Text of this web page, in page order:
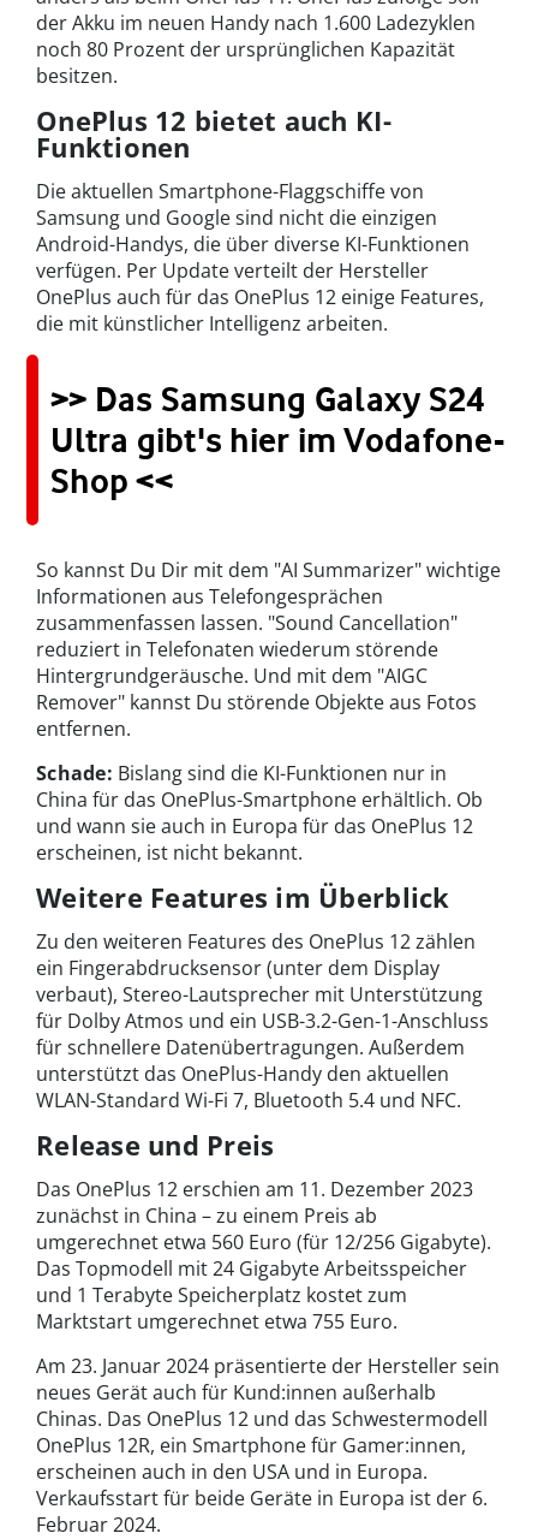
der Akku im neuen Handy nach 1.600 Ladezyklen
noch 80 Prozent der ursprünglichen Kapazität
besitzen.
OnePlus 12 bietet auch KI-
Funktionen
Die aktuellen Smartphone-Flaggschiffe von
Samsung und Google sind nicht die einzigen
Android-Handys, die über diverse KI-Funktionen
verfügen. Per Update verteilt der Hersteller
OnePlus auch für das OnePlus 12 einige Features,
die mit künstlicher Intelligenz arbeiten.
>> Das Samsung Galaxy S24
Ultra gibt's hier im Vodafone-
Shop <<
So kannst Du Dir mit dem "AI Summarizer" wichtige
Informationen aus Telefongesprächen
zusammenfassen lassen. "Sound Cancellation"
reduziert in Telefonaten wiederum störende
Hintergrundgeräusche. Und mit dem "AIGC
Remover" kannst Du störende Objekte aus Fotos
entfernen.
Schade: Bislang sind die KI-Funktionen nur in
China für das OnePlus-Smartphone erhältlich. Ob
und wann sie auch in Europa für das OnePlus 12
erscheinen, ist nicht bekannt.
Weitere Features im Überblick
Zu den weiteren Features des OnePlus 12 zählen
ein Fingerabdrucksensor (unter dem Display
verbaut), Stereo-Lautsprecher mit Unterstützung
für Dolby Atmos und ein USB-3.2-Gen-1-Anschluss
für schnellere Datenübertragungen. Außerdem
unterstützt das OnePlus-Handy den aktuellen
WLAN-Standard Wi-Fi 7, Bluetooth 5.4 und NFC.
Release und Preis
Das OnePlus 12 erschien am 11. Dezember 2023
zunächst in China – zu einem Preis ab
umgerechnet etwa 560 Euro (für 12/256 Gigabyte).
Das Topmodell mit 24 Gigabyte Arbeitsspeicher
und 1 Terabyte Speicherplatz kostet zum
Marktstart umgerechnet etwa 755 Euro.
Am 23. Januar 2024 präsentierte der Hersteller sein
neues Gerät auch für Kund:innen außerhalb
Chinas. Das OnePlus 12 und das Schwestermodell
OnePlus 12R, ein Smartphone für Gamer:innen,
erscheinen auch in den USA und in Europa.
Verkaufsstart für beide Geräte in Europa ist der 6.
Februar 2024.